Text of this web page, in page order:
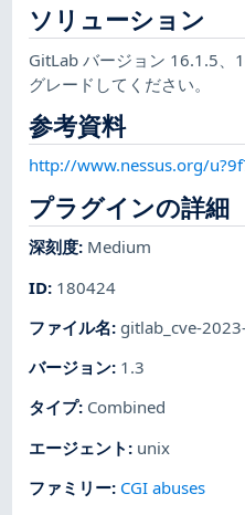
ソリューション
GitLab バージョン 16.1.5
グレードしてください。
参考資料
http://www.nessus.org/
プラグインの詳細
深刻度: Medium
ID: 180424
ファイル名: gitlab_cve-
バージョン: 1.3
タイプ: Combined
エージェント : unix
ファミリー: CGI abuses